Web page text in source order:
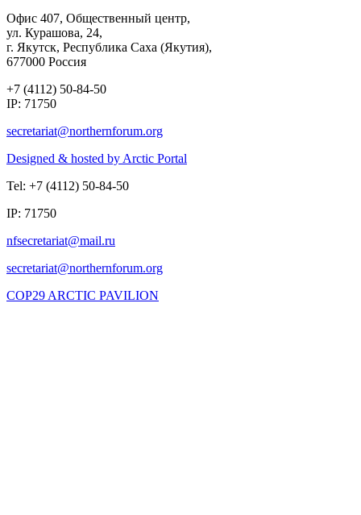
Офис 407, Общественный центр,
ул. Курашова, 24,
г. Якутск, Республика Саха (Якутия),
677000 Россия
+7 (4112) 50-84-50
IP: 71750
Designed & hosted by Arctic Portal
Tel: +7 (4112) 50-84-50
IP: 71750
COP29 ARCTIC PAVILION